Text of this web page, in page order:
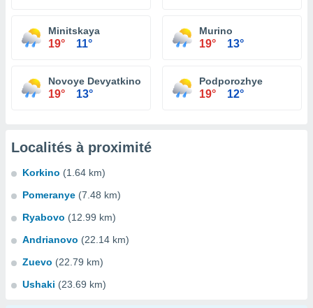
Minitskaya
19° 11°
Murino
19° 13°
Novoye Devyatkino
19° 13°
Podporozhye
19° 12°
Localités à proximité
Korkino (1.64 km)
Pomeranye (7.48 km)
Ryabovo (12.99 km)
Andrianovo (22.14 km)
Zuevo (22.79 km)
Ushaki (23.69 km)